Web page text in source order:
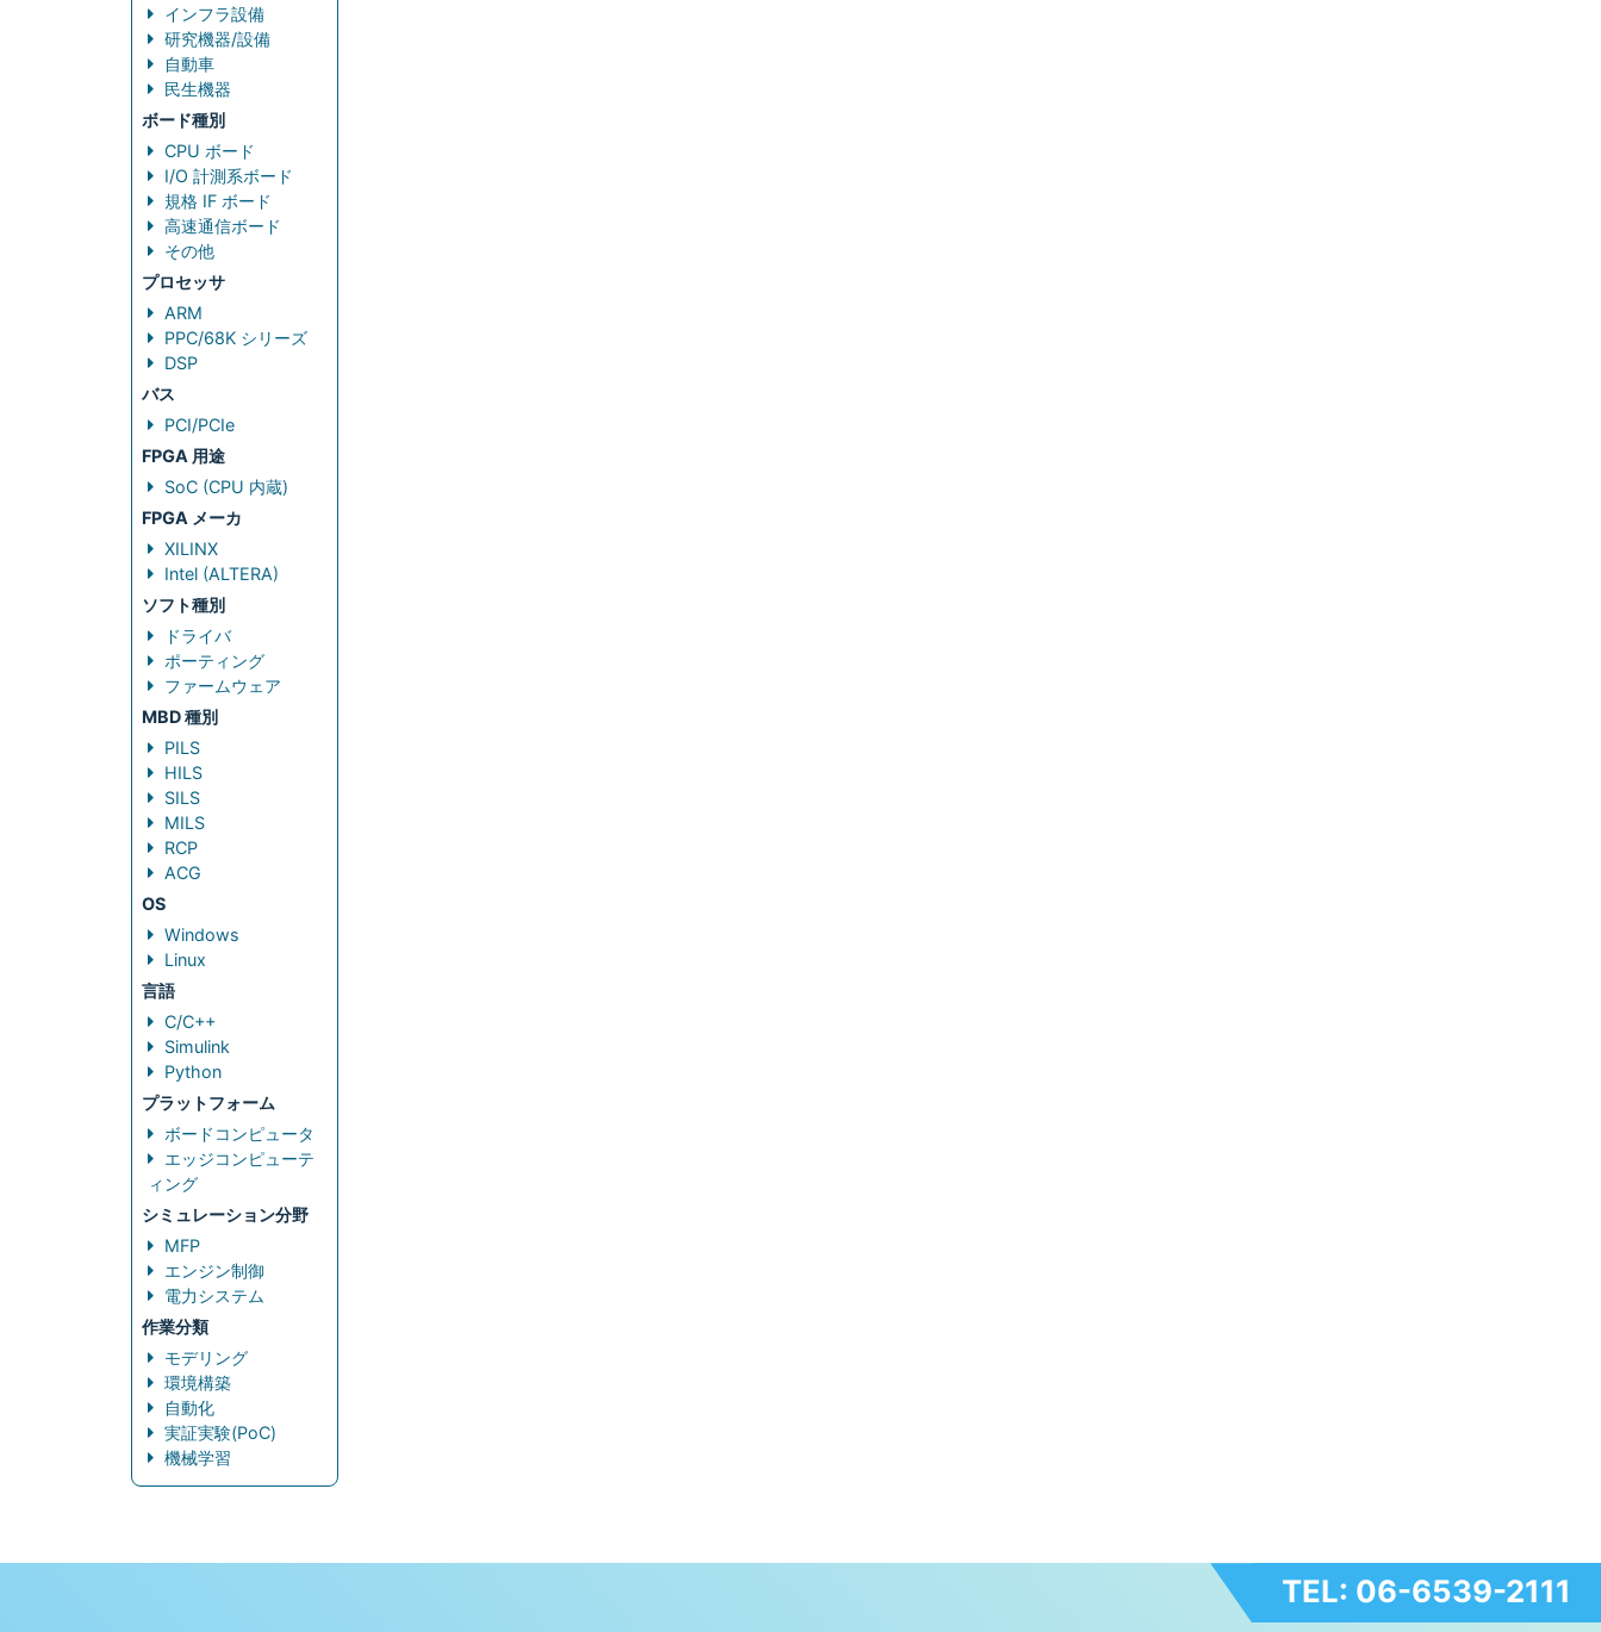
インフラ設備
研究機器/設備
自動車
民生機器
ボード種別
CPU ボード
I/O 計測系ボード
規格 IF ボード
高速通信ボード
その他
プロセッサ
ARM
PPC/68K シリーズ
DSP
バス
PCI/PCIe
FPGA 用途
SoC (CPU 内蔵)
FPGA メーカ
XILINX
Intel (ALTERA)
ソフト種別
ドライバ
ポーティング
ファームウェア
MBD 種別
PILS
HILS
SILS
MILS
RCP
ACG
OS
Windows
Linux
言語
C/C++
Simulink
Python
プラットフォーム
ボードコンピュータ
エッジコンピューテ
ィング
シミュレーション分野
MFP
エンジン制御
電力システム
作業分類
モデリング
環境構築
自動化
実証実験(PoC)
機械学習
TEL: 06-6539-2111